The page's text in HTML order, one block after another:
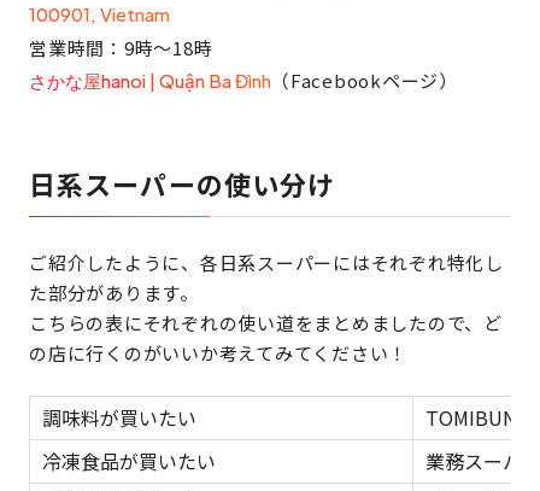
100901, Vietnam
営業時間：9時〜18時
さかな屋hanoi | Quận Ba Đình （Facebookページ）
日系スーパーの使い分け
ご紹介したように、各日系スーパーにはそれぞれ特化し
た部分があります。
こちらの表にそれぞれの使い道をまとめましたので、ど
の店に行くのがいいか考えてみてください！
調味料が買いたい
TOMIBUN
冷凍食品が買いたい
業務スーパ